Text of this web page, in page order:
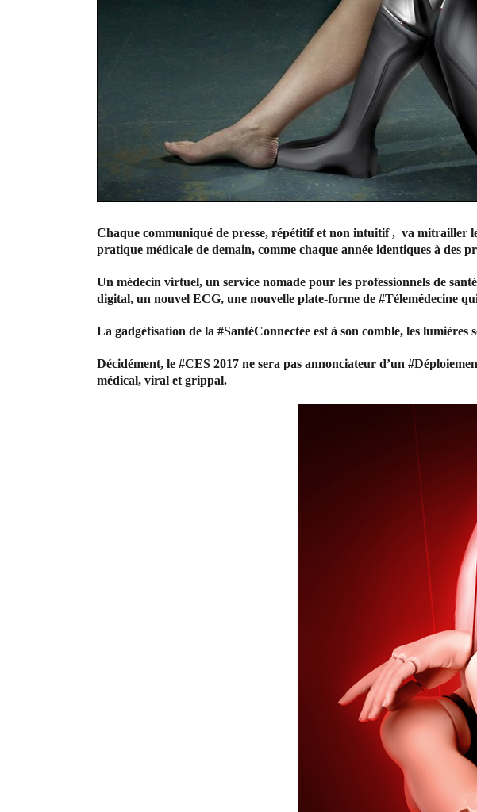
Chaque communiqué de presse, répétitif et non intuitif , va mitrailler
pratique médicale de demain, comme chaque année identiques à des
Un médecin virtuel, un service nomade pour les professionnels de
digital, un nouvel ECG, une nouvelle plate-forme de #Télemédecine
La gadgétisation de la #SantéConnectée est à son comble, les
Décidément, le #CES 2017 ne sera pas annonciateur d’un
médical, viral et grippal.